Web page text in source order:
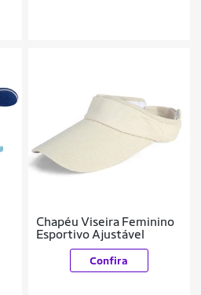
Chapéu Viseira Feminino
Esportivo Ajustável
Confira